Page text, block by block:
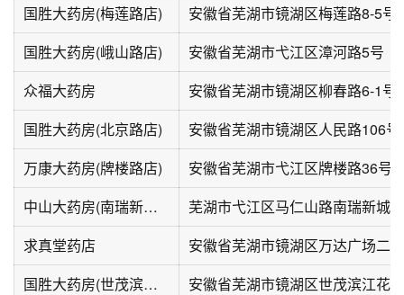
国胜大药房(梅莲路店)
国胜大药房(峨山路店)
安徽省芜湖市弋江区漳河路5号
众福大药房
安徽省芜湖市镜湖区柳春路6-1号
国胜大药房(北京路店)
安徽省芜湖市镜湖区人民路106号
万康大药房(牌楼路店)
安徽省芜湖市弋江区牌楼路36号
中山大药房(南瑞新城瑞东园店)
芜湖市弋江区马仁山路南瑞新城
求真堂药店
国胜大药房(世茂滨江店)